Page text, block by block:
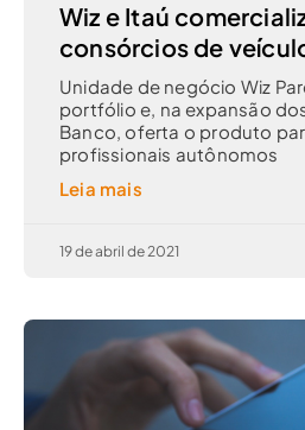
Wiz e Itaú
consórcios de
Unidade de negócio Wiz
portfólio e, na expansão
Banco, oferta o produto
profissionais autônomos
Leia mais
19 de abril de 2021